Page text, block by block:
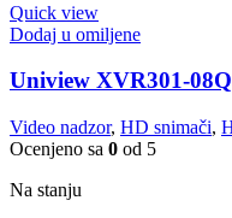
Quick view
Dodaj u omiljene
Uniview XVR301-
Video nadzor, HD snimači,
Ocenjeno sa 0 od 5
Na stanju